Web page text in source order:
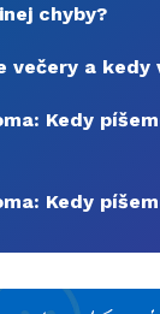
chyby?
večery a kedy
Kedy
Kedy